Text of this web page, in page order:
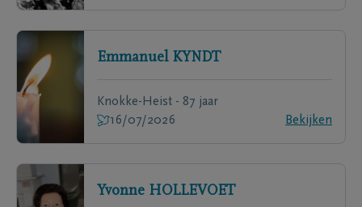
Emmanuel KYNDT
Knokke-Heist - 87 jaar
16/07/2026
Bekijken
Yvonne HOLLEVOET